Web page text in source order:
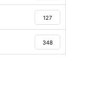
127
348